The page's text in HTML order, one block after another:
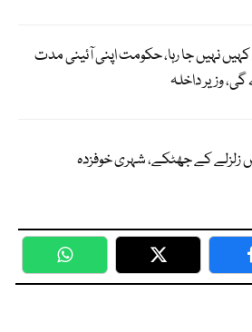
نہیں جا رہا، حکومت اپنی آئینی مدت
وزیر داخلہ
زلزلے کے جھٹکے، شہری خوفزدہ
WhatsApp Twitter